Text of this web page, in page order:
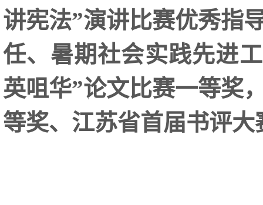
讲宪法”演讲比赛优秀指
任、暑期社会实践先进
英咀华”论文比赛一等奖
等奖、江苏省首届书评